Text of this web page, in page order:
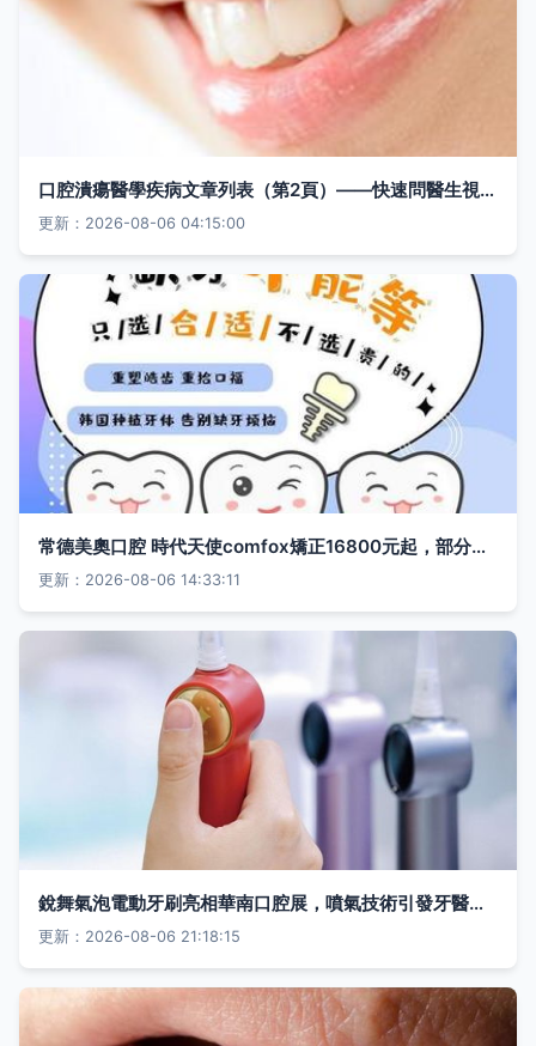
口腔潰瘍醫學疾病文章列表（第2頁）——快速問醫生視角解析
更新：2026-08-06 04:15:00
常德美奧口腔 時代天使comfox矯正16800元起，部分隱形矯正8折優惠
更新：2026-08-06 14:33:11
銳舞氣泡電動牙刷亮相華南口腔展，噴氣技術引發牙醫群體熱議
更新：2026-08-06 21:18:15